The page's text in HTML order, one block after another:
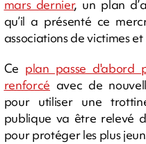
mars dernier, un plan
qu’il a présenté ce
associations de victimes
Ce plan passe d'abord
renforcé avec de
pour utiliser une
publique va être relevé
pour protéger les plus